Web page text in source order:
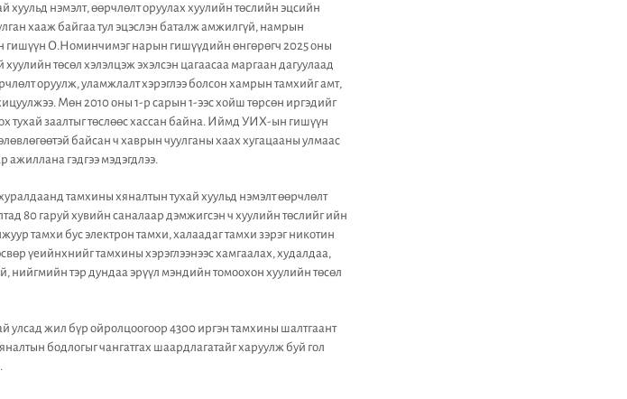
нэмэлт, өөрчлөлт оруулах хуулийн төслийн эцсийн
хааж байгаа тул эцэслэн баталж амжилгүй, намрын
гишүүн О.Номинчимэг нарын гишүүдийн өнгөрөгч 2025 оны
төсөл хэлэлцэж эхэлсэн цагаасаа маргаан дагуулаад
оруулж, уламжлалт хэрэглээ болсон хамрын тамхийг амт,
Мөн 2010 оны 1-р сарын 1-ээс хойш төрсөн иргэдийг
тухай заалтыг төслөөс хассан байна. Иймд УИХ-ын гишүүн
байсан ч хаврын чуулганы хаах хугацааны улмаас
ажиллана гэдгээ мэдэгдлээ.
тамхины хяналтын тухай хуульд нэмэлт өөрчлөлт
80 гаруй хувийн саналаар дэмжигсэн ч хуулийн төслийг ийн
тамхи бус электрон тамхи, халаадаг тамхи зэрэг никотин
үеийнхнийг тамхины хэрэглээнээс хамгаалах, худалдаа,
нийгмийн тэр дундаа эрүүл мэндийн томоохон хуулийн төсөл
улсад жил бүр ойролцоогоор 4300 иргэн тамхины шалтгаант
бодлогыг чангатгах шаардлагатайг харуулж буй гол